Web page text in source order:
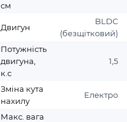
см
Двигун
BLDC
(безщітковий)
Потужність
двигуна,
к.с
1,5
Зміна кута
нахилу
Електро
Макс. вага